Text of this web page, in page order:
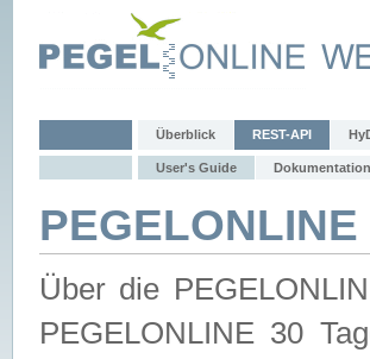
Überblick REST-API
User's Guide Dokumentation
Über die
PEGELONLINE 30